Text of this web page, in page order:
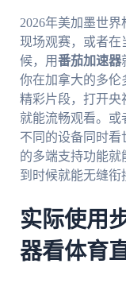
2026年美加墨世
现场观赛，或者
候，用番茄加速器
你在加拿大的多伦
精彩片段，打开央
就能流畅观看。或
不同的设备同时看
的多端支持功能就
到时候就能无缝衔
实际使用
器看体育